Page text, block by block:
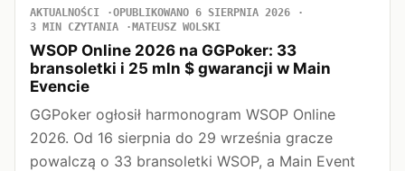
AKTUALNOŚCI
OPUBLIKOWANO 6 SIERPNIA 2026
3 MIN CZYTANIA
MATEUSZ WOLSKI
WSOP Online 2026 na GGPoker: 33
bransoletki i 25 mln $ gwarancji w Main
Evencie
GGPoker ogłosił harmonogram WSOP Online
2026. Od 16 sierpnia do 29 września gracze
powalczą o 33 bransoletki WSOP, a Main Event